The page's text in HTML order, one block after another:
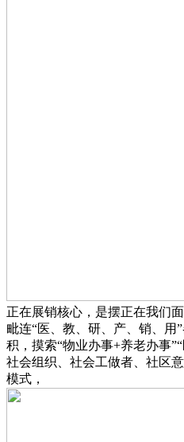
正在展销核心，是摆正在我们
毗连“医、教、研、产、销、用
积，摸索“物业办事+养老办事
社会组织、社会工做者、社区
模式，